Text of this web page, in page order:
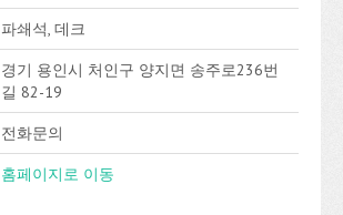
파쇄석, 데크
경기 용인시 처인구 양지면 송주로236번
길 82-19
전화문의
홈페이지로 이동